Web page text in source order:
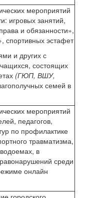
мероприятий
игровых занятий,
и обязанности»,
спортивных эстафет
и других с
состоящих
(ГЮП, ВШУ,
семей в
мероприятий
педагогов,
по профилактике
травматизма,
в
среди
онлайн